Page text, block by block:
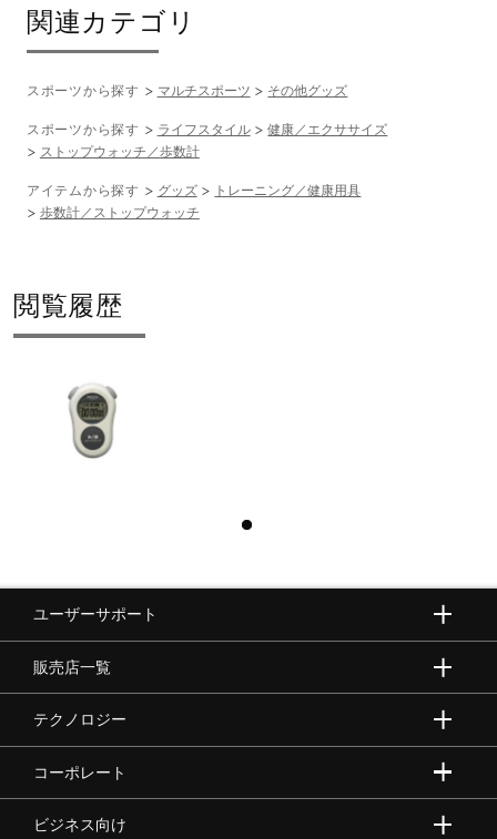
取扱店一覧
関連カテゴリ
スポーツから探す マルチスポーツ その他グッズ
スポーツから探す ライフスタイル
健康／エクササイズ
ストップウォッチ／歩数計
アイテムから探す グッズ
トレーニング／健康用具
歩数計／ストップウォッチ
閲覧履歴
ユーザーサポート
販売店一覧
テクノロジー
コーポレート
ビジネス向け